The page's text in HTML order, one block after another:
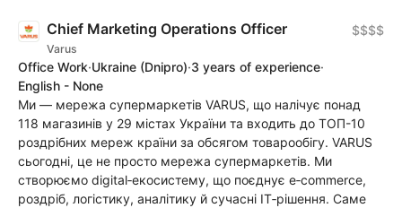
Chief Marketing Operations Officer
Varus
$$$$
Office Work·Ukraine (Dnipro)·3 years of experience·
English - None
Ми — мережа супермаркетів VARUS, що налічує понад
118 магазинів у 29 містах України та входить до ТОП-10
роздрібних мереж країни за обсягом товарообігу. VARUS
сьогодні, це не просто мережа супермаркетів. Ми
створюємо digital‑екосистему, що поєднує e‑commerce,
роздріб, логістику, аналітику й сучасні IT‑рішення. Саме